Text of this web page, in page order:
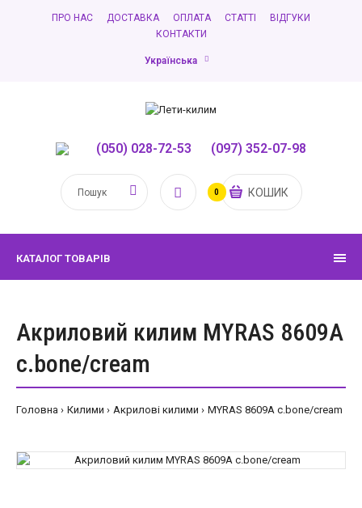
ПРО НАС ДОСТАВКА ОПЛАТА СТАТТІ
ВІДГУКИ
КОНТАКТИ
Українська
(050) 028-72-53 (097) 352-07-98
0 КОШИК
КАТАЛОГ ТОВАРІВ
Акриловий килим MYRAS 8609A
c.bone/cream
Головна Килими Акрилові килими MYRAS 8609A c.bone/cream